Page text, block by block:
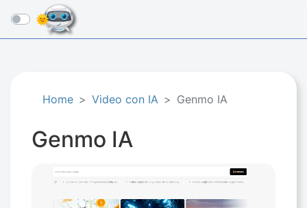
☰
Home Video con IA Genmo IA
Genmo IA